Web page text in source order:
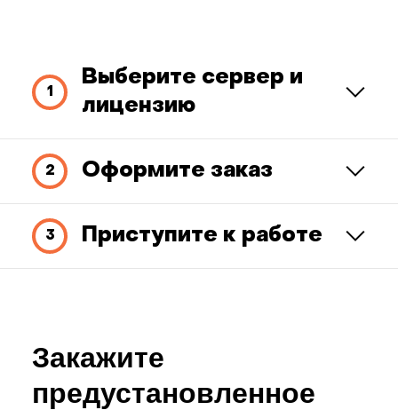
Выберите сервер и
лицензию
Оформите заказ
Приступите к работе
Закажите
предустановленное